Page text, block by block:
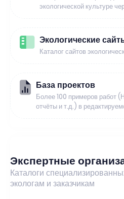
экологической культуре
Экологические
Каталог сайтов
База проектов
Более 100 примеров
отчёты и т.д.) в
Экспертные
Каталоги
экологам и заказчикам